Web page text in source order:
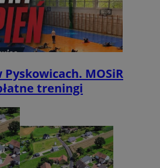
MOSiR
treningi